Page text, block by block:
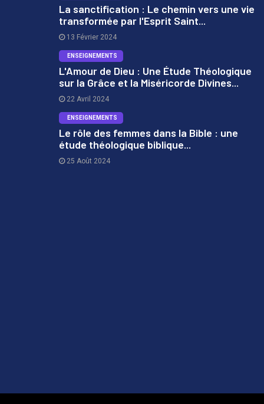
La sanctification : Le chemin vers une vie
transformée par l'Esprit Saint...
13 Février 2024
ENSEIGNEMENTS
L'Amour de Dieu : Une Étude Théologique
sur la Grâce et la Miséricorde Divines...
22 Avril 2024
ENSEIGNEMENTS
Le rôle des femmes dans la Bible : une
étude théologique biblique...
25 Août 2024